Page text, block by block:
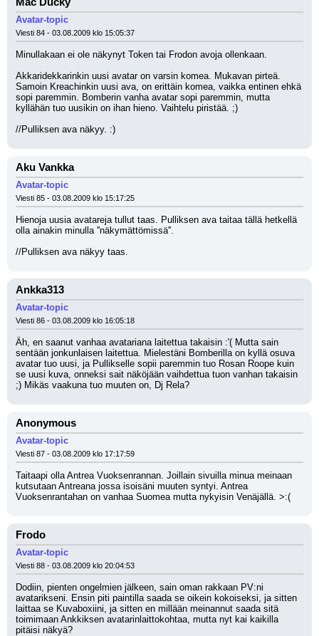
Avatar-topic
Viesti 84 - 03.08.2009 klo 15:05:37
Minullakaan ei ole näkynyt Token tai Frodon avoja ollenkaan.
Akkaridekkarinkin uusi avatar on varsin komea. Mukavan pirteä.
Samoin Kreachinkin uusi ava, on erittäin komea, vaikka entinen ehkä
sopi paremmin. Bomberin vanha avatar sopi paremmin, mutta
kyllähän tuo uusikin on ihan hieno. Vaihtelu piristää. ;)
//Pulliksen ava näkyy. :)
Aku Vankka
Avatar-topic
Viesti 85 - 03.08.2009 klo 15:17:25
Hienoja uusia avatareja tullut taas. Pulliksen ava taitaa tällä hetkellä
olla ainakin minulla ''näkymättömissä''.
//Pulliksen ava näkyy taas.
Ankka313
Avatar-topic
Viesti 86 - 03.08.2009 klo 16:05:18
Äh, en saanut vanhaa avatariana laitettua takaisin :'( Mutta sain
sentään jonkunlaisen laitettua. Mielestäni Bomberilla on kyllä osuva
avatar tuo uusi, ja Pullikselle sopii paremmin tuo Rosan Roope kuin
se uusi kuva, onneksi sait näköjään vaihdettua tuon vanhan takaisin
;) Mikäs vaakuna tuo muuten on, Dj Rela?
Anonymous
Avatar-topic
Viesti 87 - 03.08.2009 klo 17:17:59
Taitaapi olla Antrea Vuoksenrannan. Joillain sivuilla minua meinaan
kutsutaan Antreana jossa isoisäni muuten syntyi. Antrea
Vuoksenrantahan on vanhaa Suomea mutta nykyisin Venäjällä. >:(
Frodo
Avatar-topic
Viesti 88 - 03.08.2009 klo 20:04:53
Dodiin, pienten ongelmien jälkeen, sain oman rakkaan PV:ni
avatarikseni. Ensin piti paintilla saada se oikein kokoiseksi, ja sitten
laittaa se Kuvaboxiini, ja sitten en millään meinannut saada sitä
toimimaan Ankkiksen avatarinlaittokohtaa, mutta nyt kai kaikilla
pitäisi näkyä?